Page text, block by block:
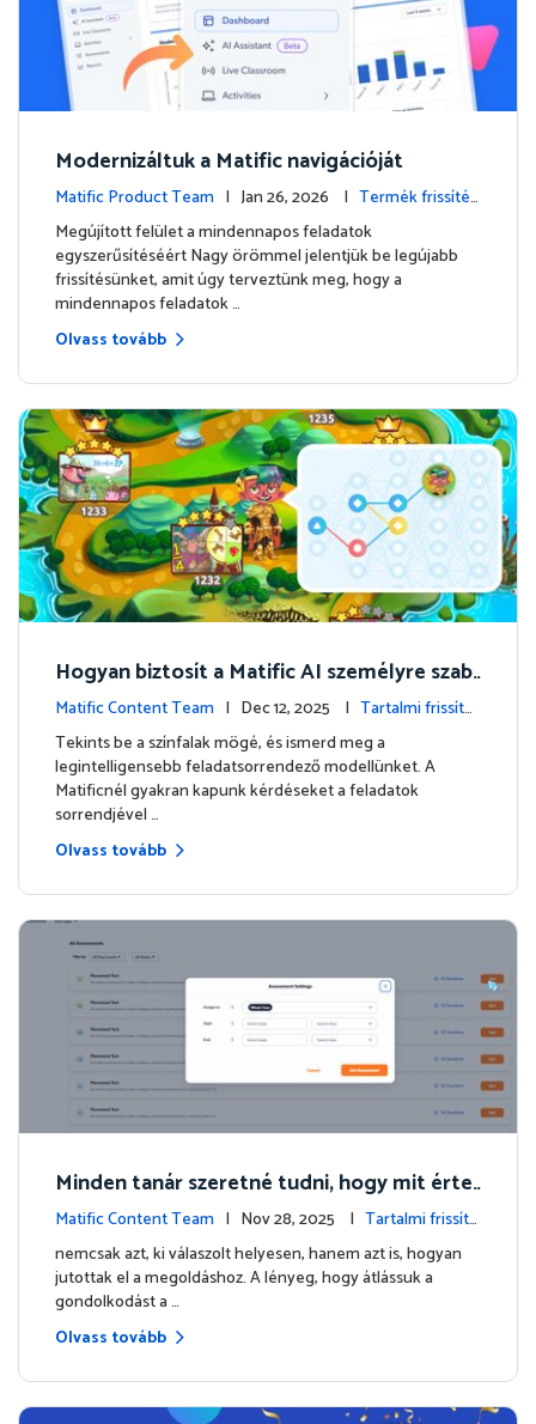
Modernizáltuk a Matific navigációját
Matific Product Team | Jan 26, 2026 | Termék frissítés
ek
Megújított felület a mindennapos feladatok
egyszerűsítéséért Nagy örömmel jelentjük be legújabb
frissítésünket, amit úgy terveztünk meg, hogy a
mindennapos feladatok …
Olvass tovább
Hogyan biztosít a Matific AI személyre szab
ott tanulást a Kalandszigeten?
Matific Content Team | Dec 12, 2025 | Tartalmi frissítés
ek
Tekints be a színfalak mögé, és ismerd meg a
legintelligensebb feladatsorrendező modellünket. A
Matificnél gyakran kapunk kérdéseket a feladatok
sorrendjével …
Olvass tovább
Minden tanár szeretné tudni, hogy mit érte
ttek meg valójában a diákjai
Matific Content Team | Nov 28, 2025 | Tartalmi frissíté
nemcsak azt, ki válaszolt helyesen, hanem azt is, hogyan
jutottak el a megoldáshoz. A lényeg, hogy átlássuk a
gondolkodást a …
Olvass tovább